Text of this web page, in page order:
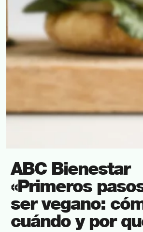
ABC Bienestar
«Primeros
ser vegano:
cuándo y por